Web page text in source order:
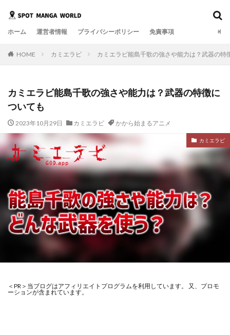
ホーム 運営者情報 プライバシーポリシー 免責事項
HOME カミエラビ カミエラビ能島千歌の強さや能力は？武器の特
カミエラビ能島千歌の強さや能力は？武器の特徴に
ついても
2023年10月29日 カミエラビ かから始まるアニメ
カミエラビ
＜PR＞当ブログはアフィリエイトプログラムを利用しています。 又、プロモ
ーションが含まれています。